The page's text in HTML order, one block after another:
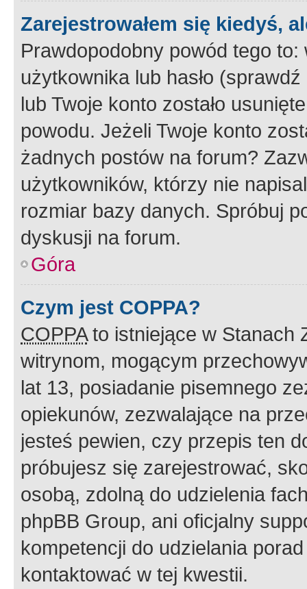
Zarejestrowałem się kiedyś,
Prawdopodobny powód tego to:
użytkownika lub hasło
lub Twoje konto zostało
powodu. Jeżeli Twoje konto
żadnych postów na forum?
użytkowników, którzy nie
rozmiar bazy danych. Spróbuj
dyskusji na forum.
Góra
Czym jest COPPA?
COPPAto istniejące w Stanach
witrynom, mogącym
lat 13, posiadanie pisemnego
opiekunów, zezwalające na
jesteś pewien, czy przepis ten
próbujesz się zarejestrować,
osobą, zdolną do udzielenia
phpBB Group, ani oficjalny
kompetencji do udzielania
kontaktować w tej kwestii.